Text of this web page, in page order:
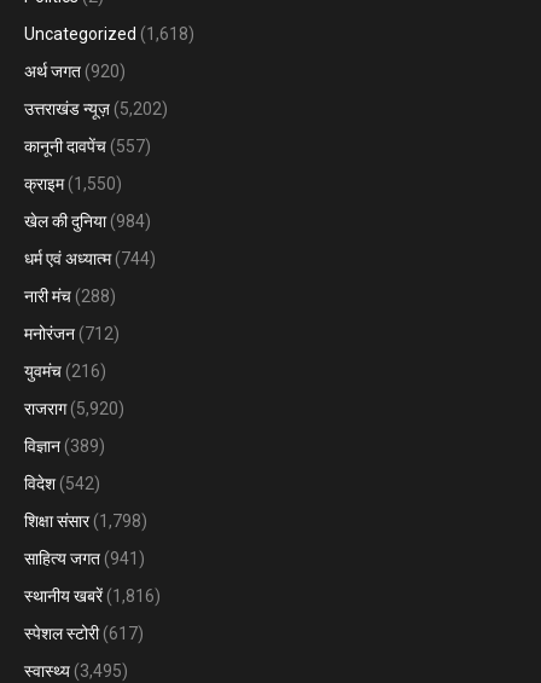
Uncategorized (1,618)
अर्थ जगत (920)
उत्तराखंड न्यूज़ (5,202)
कानूनी दावपेंच (557)
क्राइम(1,550)
खेल की दुनिया(984)
धर्म एवं अध्यात्म(744)
नारी मंच (288)
मनोरंजन (712)
युवमंच (216)
राजराग(5,920)
विज्ञान (389)
विदेश (542)
शिक्षा संसार(1,798)
साहित्य जगत (941)
स्थानीय खबरें(1,816)
स्पेशल स्टोरी(617)
स्वास्थ्य (3,495)